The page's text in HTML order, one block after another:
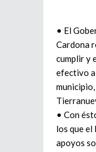
• El
Cardona
cumplir y
efectivo
• Con
los que
apoyos